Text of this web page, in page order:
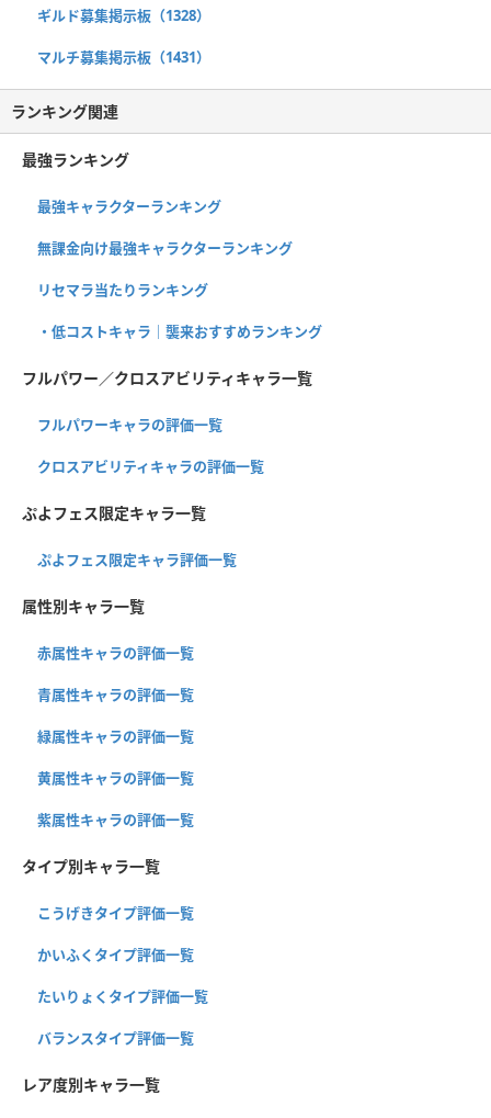
ギルド募集掲示板（1328）
マルチ募集掲示板（1431）
ランキング関連
最強ランキング
最強キャラクターランキング
無課金向け最強キャラクターランキング
リセマラ当たりランキング
・低コストキャラ｜襲来おすすめランキング
フルパワー／クロスアビリティキャラ一覧
フルパワーキャラの評価一覧
クロスアビリティキャラの評価一覧
ぷよフェス限定キャラ一覧
ぷよフェス限定キャラ評価一覧
属性別キャラ一覧
赤属性キャラの評価一覧
青属性キャラの評価一覧
緑属性キャラの評価一覧
黄属性キャラの評価一覧
紫属性キャラの評価一覧
タイプ別キャラ一覧
こうげきタイプ評価一覧
かいふくタイプ評価一覧
たいりょくタイプ評価一覧
バランスタイプ評価一覧
レア度別キャラ一覧